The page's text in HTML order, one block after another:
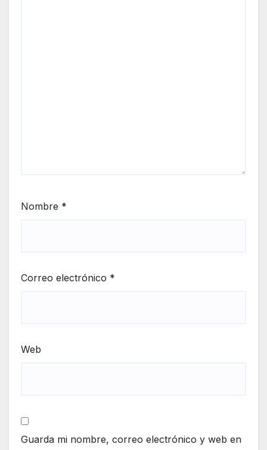
Nombre *
Correo electrónico *
Web
Guarda mi nombre, correo electrónico y web en